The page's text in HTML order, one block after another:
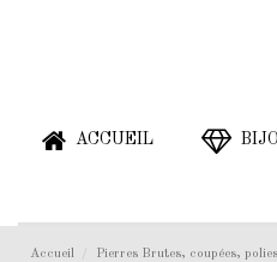
ACCUEIL
Accueil Pierres Brutes, coupées,